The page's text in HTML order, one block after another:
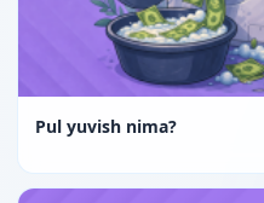
Pul yuvish nima?